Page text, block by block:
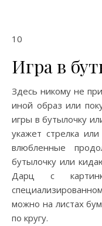
10
Игра в
Здесь никому не
иной образ или
игры в бутылочку
укажет стрелка
влюбленные
бутылочку или
Дарц с
можно на листах
по кругу.